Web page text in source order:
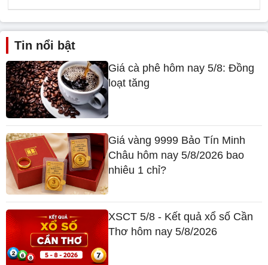
Tin nổi bật
Giá cà phê hôm nay 5/8: Đồng
loạt tăng
Giá vàng 9999 Bảo Tín Minh
Châu hôm nay 5/8/2026 bao
nhiêu 1 chỉ?
XSCT 5/8 - Kết quả xổ số Cần
Thơ hôm nay 5/8/2026